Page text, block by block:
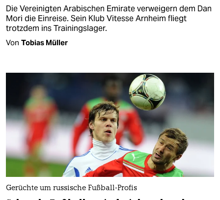
Die Vereinigten Arabischen Emirate verweigern dem Dan
Mori die Einreise. Sein Klub Vitesse Arnheim fliegt
trotzdem ins Trainingslager.
Von Tobias Müller
Gerüchte um russische Fußball-Profis